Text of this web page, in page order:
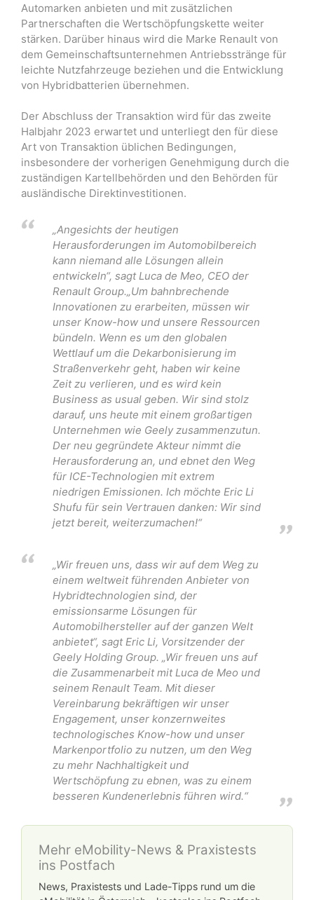
Automarken anbieten und mit zusätzlichen
Partnerschaften die Wertschöpfungskette weiter
stärken. Darüber hinaus wird die Marke Renault von
dem Gemeinschaftsunternehmen Antriebsstränge für
leichte Nutzfahrzeuge beziehen und die Entwicklung
von Hybridbatterien übernehmen.
Der Abschluss der Transaktion wird für das zweite
Halbjahr 2023 erwartet und unterliegt den für diese
Art von Transaktion üblichen Bedingungen,
insbesondere der vorherigen Genehmigung durch die
zuständigen Kartellbehörden und den Behörden für
ausländische Direktinvestitionen.
„Angesichts der heutigen
Herausforderungen im Automobilbereich
kann niemand alle Lösungen allein
entwickeln“, sagt Luca de Meo, CEO der
Renault Group.„Um bahnbrechende
Innovationen zu erarbeiten, müssen wir
unser Know-how und unsere Ressourcen
bündeln. Wenn es um den globalen
Wettlauf um die Dekarbonisierung im
Straßenverkehr geht, haben wir keine
Zeit zu verlieren, und es wird kein
Business as usual geben. Wir sind stolz
darauf, uns heute mit einem großartigen
Unternehmen wie Geely zusammenzutun.
Der neu gegründete Akteur nimmt die
Herausforderung an, und ebnet den Weg
für ICE-Technologien mit extrem
niedrigen Emissionen. Ich möchte Eric Li
Shufu für sein Vertrauen danken: Wir sind
jetzt bereit, weiterzumachen!“
„Wir freuen uns, dass wir auf dem Weg zu
einem weltweit führenden Anbieter von
Hybridtechnologien sind, der
emissionsarme Lösungen für
Automobilhersteller auf der ganzen Welt
anbietet“, sagt Eric Li, Vorsitzender der
Geely Holding Group. „Wir freuen uns auf
die Zusammenarbeit mit Luca de Meo und
seinem Renault Team. Mit dieser
Vereinbarung bekräftigen wir unser
Engagement, unser konzernweites
technologisches Know-how und unser
Markenportfolio zu nutzen, um den Weg
zu mehr Nachhaltigkeit und
Wertschöpfung zu ebnen, was zu einem
besseren Kundenerlebnis führen wird.“
Mehr eMobility-News & Praxistests
ins Postfach
News, Praxistests und Lade-Tipps rund um die